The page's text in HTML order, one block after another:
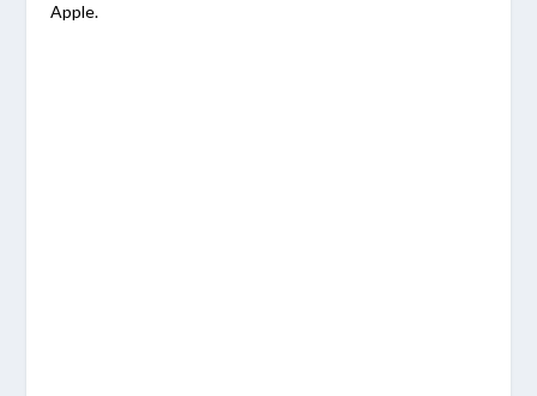
Apple.